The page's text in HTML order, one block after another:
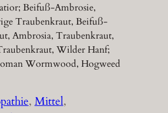
Beifuß-Ambrosie,
Traubenkraut, Beifuß-
Ambrosia, Traubenkraut,
Wilder Hanf;
Wormwood, Hogweed
, Mittel